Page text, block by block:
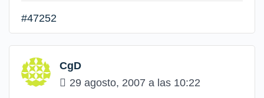
#47252
CgD
29 agosto, 2007 a las 10:22